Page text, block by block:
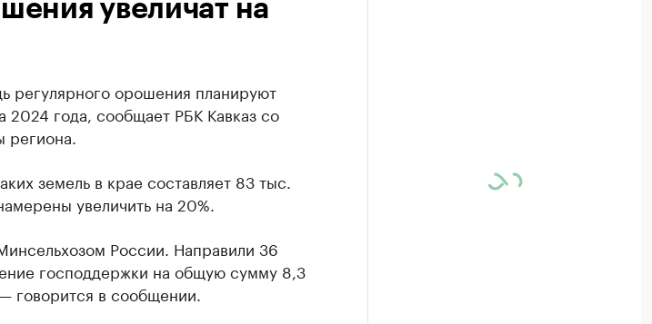
увеличат на
регулярного орошения планируют
2024 года, сообщает РБК Кавказ со
земель в крае составляет 83 тыс.
увеличить на 20%.
России. Направили 36
господдержки на общую сумму 8,3
говорится в сообщении.